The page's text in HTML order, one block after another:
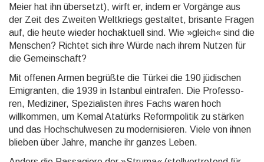
Meier hat ihn übersetzt), wirft er, in­dem er Vorgänge aus
der Zeit des Zweiten Weltkriegs gestaltet, brisante Fragen
auf, die heute wieder hochaktuell sind. Wie »gleich« sind die
Menschen? Richtet sich ihre Würde nach ihrem Nutzen für
die Gemeinschaft?
Mit offenen Armen begrüßte die Türkei die 190 jüdischen
Emigranten, die 1939 in Istanbul eintrafen. Die Professo­
ren, Mediziner, Spezialisten ihres Fachs waren hoch
willkommen, um Kemal Atatürks Reform­politik zu stärken
und das Hochschulwesen zu modernisieren. Viele von ihnen
blieben über Jahre, manche ihr ganzes Leben.